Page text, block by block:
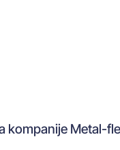
kompanije Metal-